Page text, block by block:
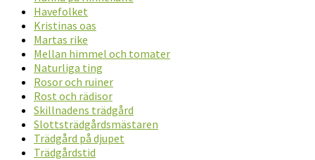
Havefolket
Kristinas oas
Martas rike
Mellan himmel och tomater
Naturliga ting
Rosor och ruiner
Rost och rädisor
Skillnadens trädgård
Slottsträdgårdsmästaren
Trädgård på djupet
Trädgårdstid